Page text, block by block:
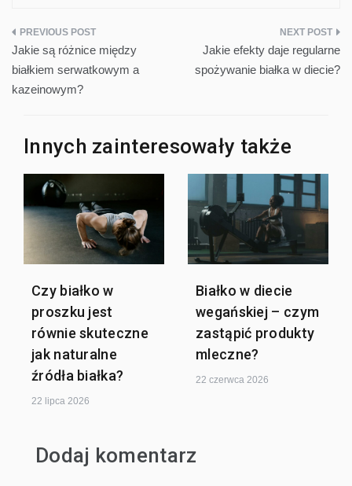
Nawigacja
wpisu
Jakie są różnice między
białkiem serwatkowym a
kazeinowym?
Jakie efekty daje regularne
spożywanie białka w diecie?
Innych zainteresowały także
Czy białko w
proszku jest
równie skuteczne
jak naturalne
źródła białka?
22 lipca 2026
Białko w diecie
wegańskiej – czym
zastąpić produkty
mleczne?
22 czerwca 2026
Dodaj komentarz